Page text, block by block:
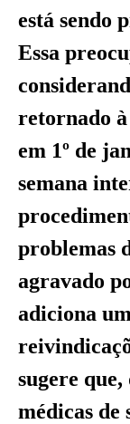
está sendo
Essa
retornado
em 1º de
semana
problemas
agravado
adiciona
sugere que,
médicas de